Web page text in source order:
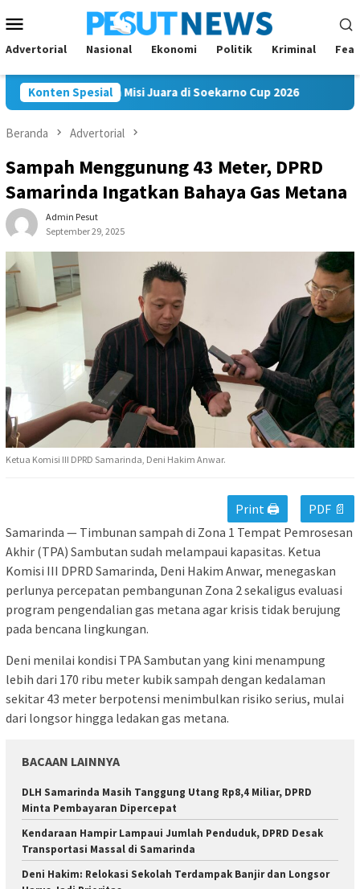
ke
kontenMobile
Advertorial Nasional Ekonomi Politik Kriminal
Konten Spesial
FC Bawa Misi Juara di Soekarno Cup 2026
Beranda Advertorial
Sampah Menggunung 43 Meter, DPRD
Samarinda Ingatkan Bahaya Gas Metana
Admin Pesut
September 29, 2025
Ketua Komisi III DPRD Samarinda, Deni Hakim Anwar.
Print 🖨
PDF 📄
Samarinda — Timbunan sampah di Zona 1 Tempat Pemrosesan
Akhir (TPA) Sambutan sudah melampaui kapasitas. Ketua
Komisi III DPRD Samarinda, Deni Hakim Anwar, menegaskan
perlunya percepatan pembangunan Zona 2 sekaligus evaluasi
program pengendalian gas metana agar krisis tidak berujung
pada bencana lingkungan.
Deni menilai kondisi TPA Sambutan yang kini menampung
lebih dari 170 ribu meter kubik sampah dengan kedalaman
sekitar 43 meter berpotensi menimbulkan risiko serius, mulai
dari longsor hingga ledakan gas metana.
BACAAN LAINNYA
DLH Samarinda Masih Tanggung Utang Rp8,4 Miliar, DPRD
Minta Pembayaran Dipercepat
Kendaraan Hampir Lampaui Jumlah Penduduk, DPRD Desak
Transportasi Massal di Samarinda
Deni Hakim: Relokasi Sekolah Terdampak Banjir dan Longsor